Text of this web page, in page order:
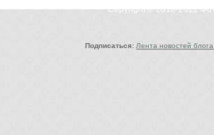
Copyright © 2010-2022
Подписаться: Лента новостей